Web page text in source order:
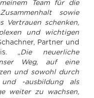
Team für die
sowie
Vertrauen schenken,
und wichtigen
Partner und
„Die neuerliche
Weg, auf eine
und sowohl durch
und -ausbildung als
weiter zu wachsen,